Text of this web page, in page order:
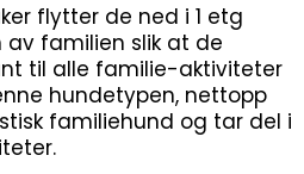
flytter de ned i 1 etg
familien slik at de
til alle familie-aktiviteter
hundetypen, nettopp
familiehund og tar del i